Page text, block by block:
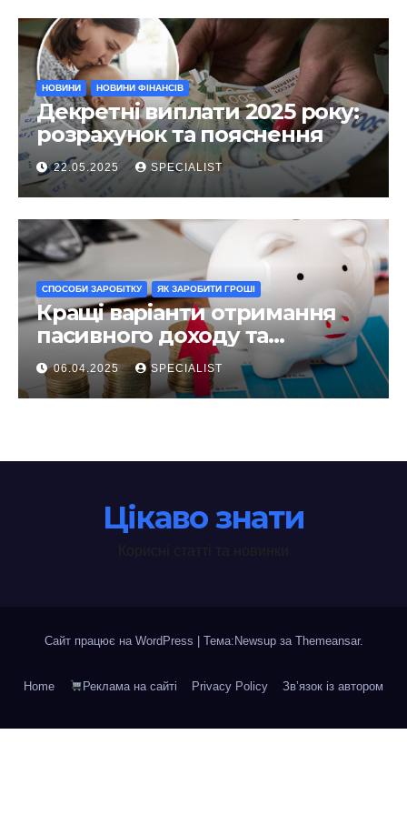
НОВИНИ НОВИНИ ФІНАНСІВ
Декретні виплати 2025 року:
розрахунок та пояснення
22.05.2025 SPECIALIST
СПОСОБИ ЗАРОБІТКУ ЯК ЗАРОБИТИ ГРОШІ
Кращі варіанти отримання
пасивного доходу та
інвестування у 2025 році
06.04.2025 SPECIALIST
Цікаво знати
Сайт працює на WordPress | Тема:Newsup за Themeansar.
Home Реклама на сайті Privacy Policy Зв’язок із автором